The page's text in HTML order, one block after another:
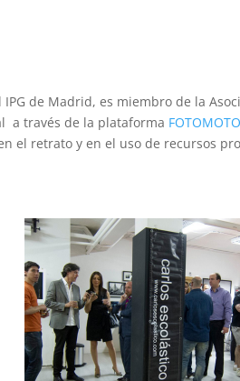
de Madrid, es miembro de la
a través de la plataforma
el retrato y en el uso de recursos